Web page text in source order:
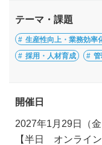
テーマ・課題
生産性向上・業務効率
採用・人材育成 管
開催日
2027年1月29日（
【半日 オンライン